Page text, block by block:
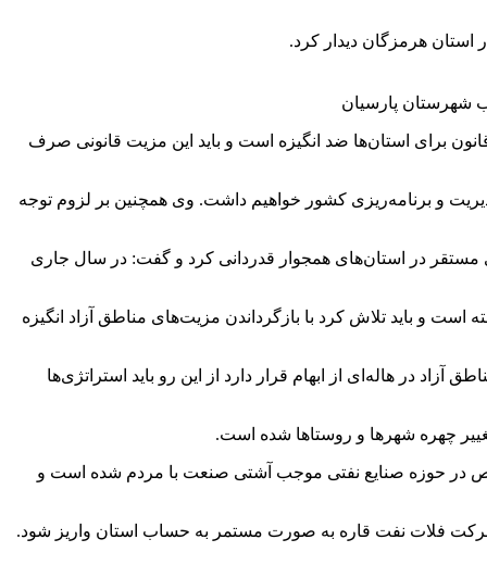
استان هرمزگان دیدار کرد.
اظهار کرد: عدم اجرای این قانون برای استان‌ها ضد انگیزه است و باید این مزیت قانونی صرف
و برنامه‌ریزی کشور خواهیم داشت. وی همچنین بر لزوم توجه
مستقر در استان‌های همجوار قدردانی کرد و گفت: در سال جاری
و باید تلاش کرد با بازگرداندن مزیت‌های مناطق آزاد انگیزه
در هاله‌ای از ابهام قرار دارد از این رو باید استراتژی‌ها
چهره شهرها و روستاها شده است.
در حوزه صنایع نفتی موجب آشتی صنعت با مردم شده است و
فلات نفت قاره به صورت مستمر به حساب استان واریز شود.